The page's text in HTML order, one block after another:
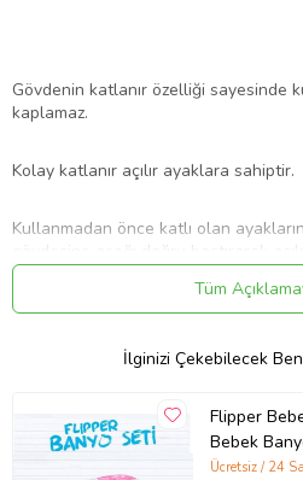
Gövdenin katlanır özelliği sayesinde
kaplamaz.
Kolay katlanır açılır ayaklara sahiptir.
Kullanmadan önce katlı olan
gövdesine aşağı doğru bastırarak
Her kullanımdan önce ayakların yere
Her zaman yetişkin gözetiminde banyo
Tüm
İlginizi Çekebilecek
Flipper
Bebek
Sünger ve
Ücretsiz / 24